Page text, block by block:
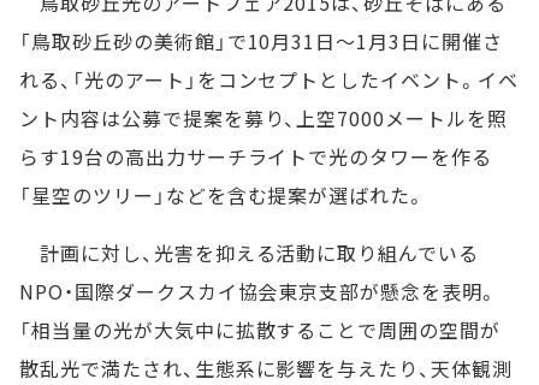
「鳥取砂丘砂の美術館」で10月31日～1月3日に開催さ
れる、「光のアート」をコンセプトとしたイベント。イベ
ント内容は公募で提案を募り、上空7000メートルを照
らす19台の高出力サーチライトで光のタワーを作る
「星空のツリー」などを含む提案が選ばれた。
計画に対し、光害を抑える活動に取り組んでいる
NPO・国際ダークスカイ協会東京支部が懸念を表明。
「相当量の光が大気中に拡散することで周囲の空間が
散乱光で満たされ、生態系に影響を与えたり、天体観測